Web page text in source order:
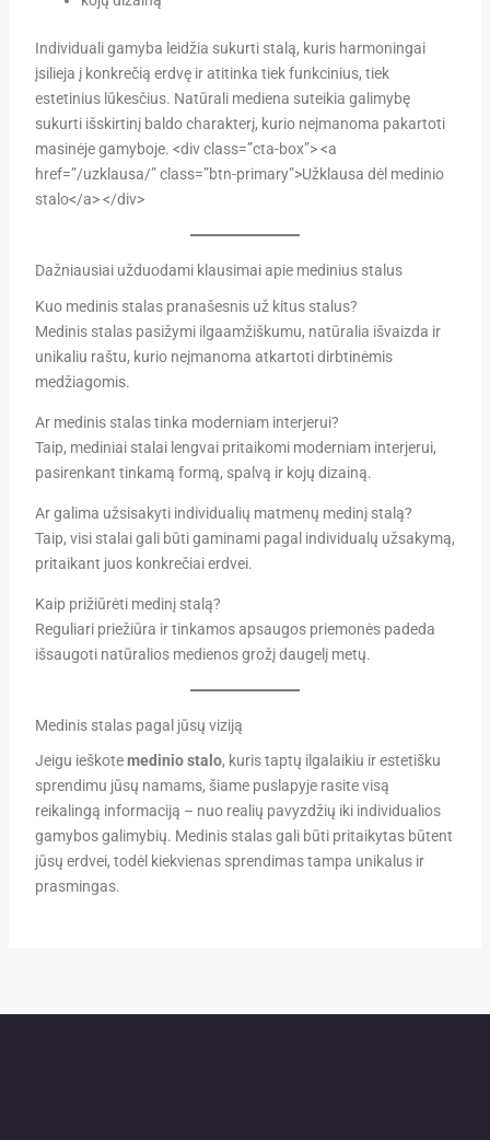
Individuali gamyba leidžia sukurti stalą, kuris harmoningai
įsilieja į konkrečią erdvę ir atitinka tiek funkcinius, tiek
estetinius lūkesčius. Natūrali mediena suteikia galimybę
sukurti išskirtinį baldo charakterį, kurio neįmanoma pakartoti
masinėje gamyboje. <div class=”cta-box”> <a
href=”/uzklausa/” class=”btn-primary”>Užklausa dėl medinio
stalo</a> </div>
Dažniausiai užduodami klausimai apie medinius stalus
Kuo medinis stalas pranašesnis už kitus stalus?
Medinis stalas pasižymi ilgaamžiškumu, natūralia išvaizda ir
unikaliu raštu, kurio neįmanoma atkartoti dirbtinėmis
medžiagomis.
Ar medinis stalas tinka moderniam interjerui?
Taip, mediniai stalai lengvai pritaikomi moderniam interjerui,
pasirenkant tinkamą formą, spalvą ir kojų dizainą.
Ar galima užsisakyti individualių matmenų medinį stalą?
Taip, visi stalai gali būti gaminami pagal individualų užsakymą,
pritaikant juos konkrečiai erdvei.
Kaip prižiūrėti medinį stalą?
Reguliari priežiūra ir tinkamos apsaugos priemonės padeda
išsaugoti natūralios medienos grožį daugelį metų.
Medinis stalas pagal jūsų viziją
Jeigu ieškotemedinio stalo, kuris taptų ilgalaikiu ir estetišku
sprendimu jūsų namams, šiame puslapyje rasite visą
reikalingą informaciją – nuo realių pavyzdžių iki individualios
gamybos galimybių. Medinis stalas gali būti pritaikytas būtent
jūsų erdvei, todėl kiekvienas sprendimas tampa unikalus ir
prasmingas.